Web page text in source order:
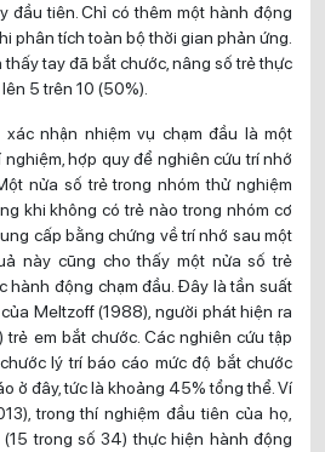
đầu tiên. Chỉ có thêm một hành động
phân tích toàn bộ thời gian phản ứng.
tay đã bắt chước, nâng số trẻ thực
5 trên 10 (50%).
nhận nhiệm vụ chạm đầu là một
hợp quy để nghiên cứu trí nhớ
nửa số trẻ trong nhóm thử nghiệm
khi không có trẻ nào trong nhóm cơ
cấp bằng chứng về trí nhớ sau một
này cũng cho thấy một nửa số trẻ
hành động chạm đầu. Đây là tần suất
Meltzoff (1988), người phát hiện ra
trẻ em bắt chước. Các nghiên cứu tập
lý trí báo cáo mức độ bắt chước
ở đây, tức là khoảng 45% tổng thể. Ví
trong thí nghiệm đầu tiên của họ,
trong số 34) thực hiện hành động